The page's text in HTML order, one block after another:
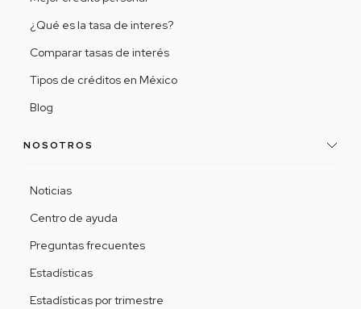
¿Qué es la tasa de interes?
Comparar tasas de interés
Tipos de créditos en México
Blog
NOSOTROS
Noticias
Centro de ayuda
Preguntas frecuentes
Estadísticas
Estadísticas por trimestre